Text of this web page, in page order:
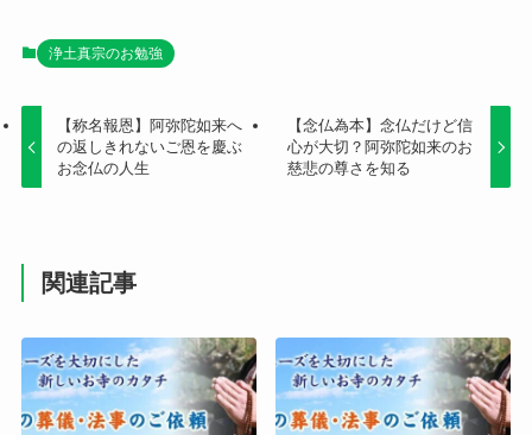
浄土真宗のお勉強
【称名報恩】阿弥陀如来へ
の返しきれないご恩を慶ぶ
お念仏の人生
【念仏為本】念仏だけど信
心が大切？阿弥陀如来のお
慈悲の尊さを知る
関連記事